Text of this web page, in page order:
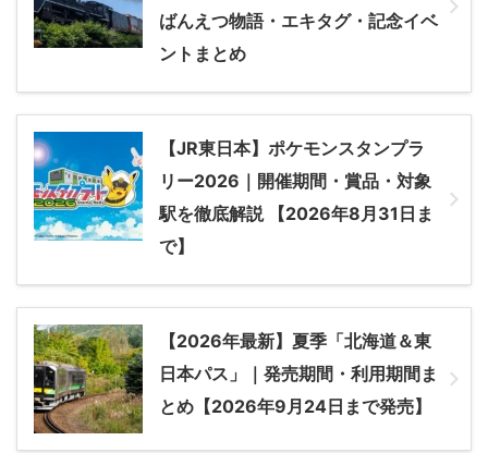
ばんえつ物語・エキタグ・記念イベ
ントまとめ
【JR東日本】ポケモンスタンプラ
リー2026｜開催期間・賞品・対象
駅を徹底解説 【2026年8月31日ま
で】
【2026年最新】夏季「北海道＆東
日本パス」｜発売期間・利用期間ま
とめ【2026年9月24日まで発売】